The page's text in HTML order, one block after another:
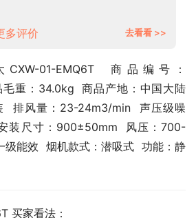
多评价
去看看 >>
01-EMQ6T  商品编号：
毛重：34.0kg  商品产地：中国大陆
排风量：23-24m3/min  声压级噪
装尺寸：900±50mm  风压：700-
级能效  烟机款式：潜吸式  功能：静
买家看法：